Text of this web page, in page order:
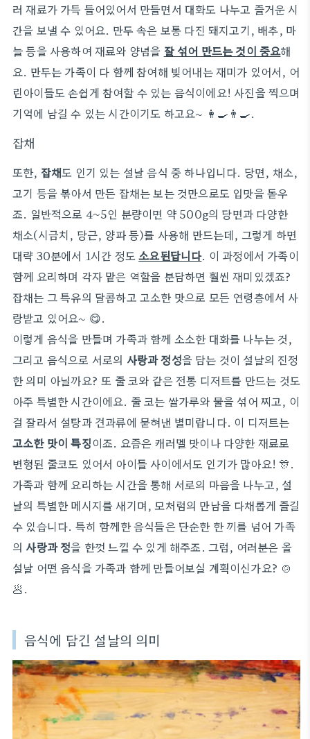
러 재료가 가득 들어있어서 만들면서 대화도 나누고 즐거운 시
간을 보낼 수 있어요. 만두 속은 보통 다진 돼지고기, 배추, 마
늘 등을 사용하여 재료와 양념을 잘 섞어 만드는 것이 중요해
요. 만두는 가족이 다 함께 참여해 빚어내는 재미가 있어서, 어
린아이들도 손쉽게 참여할 수 있는 음식이에요! 사진을 찍으며
기억에 남길 수 있는 시간이기도 하고요~ 👩‍🍳👨‍🍳.
잡채
또한, 잡채도 인기 있는 설날 음식 중 하나입니다. 당면, 채소,
고기 등을 볶아서 만든 잡채는 보는 것만으로도 입맛을 돋우
죠. 일반적으로 4~5인 분량이면 약 500g의 당면과 다양한
채소(시금치, 당근, 양파 등)를 사용해 만드는데, 그렇게 하면
대략 30분에서 1시간 정도소요된답니다. 이 과정에서 가족이
함께 요리하며 각자 맡은 역할을 분담하면 훨씬 재미있겠죠?
잡채는 그 특유의 달콤하고 고소한 맛으로 모든 연령층에서 사
랑받고 있어요~ 😋.
이렇게 음식을 만들며 가족과 함께 소소한 대화를 나누는 것,
그리고 음식으로 서로의 사랑과 정성을 담는 것이 설날의 진정
한 의미 아닐까요? 또 줄 코와 같은 전통 디저트를 만드는 것도
아주 특별한 시간이에요. 줄 코는 쌀가루와 물을 섞어 찌고, 이
걸 잘라서 설탕과 견과류에 묻혀낸 별미랍니다. 이 디저트는
고소한 맛이 특징이죠. 요즘은 캐러멜 맛이나 다양한 재료로
변형된 줄코도 있어서 아이들 사이에서도 인기가 많아요! 🎊.
가족과 함께 요리하는 시간을 통해 서로의 마음을 나누고, 설
날의 특별한 메시지를 새기며, 모처럼의 만남을 다채롭게 즐길
수 있습니다. 특히 함께한 음식들은 단순한 한 끼를 넘어 가족
의 사랑과 정을 한껏 느낄 수 있게 해주죠. 그럼, 여러분은 올
설날 어떤 음식을 가족과 함께 만들어보실 계획이신가요? 🍲
🥟.
음식에 담긴 설날의 의미